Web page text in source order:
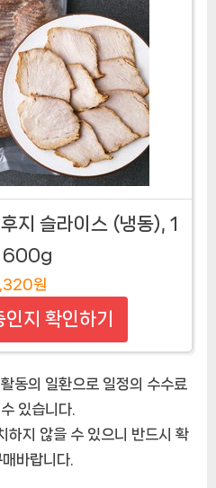
지 슬라이스 (냉동), 1
600g
원
지 확인하기
동의 일환으로 일정의 수수료
있습니다.
하지 않을 수 있으니 반드시 확
바랍니다.